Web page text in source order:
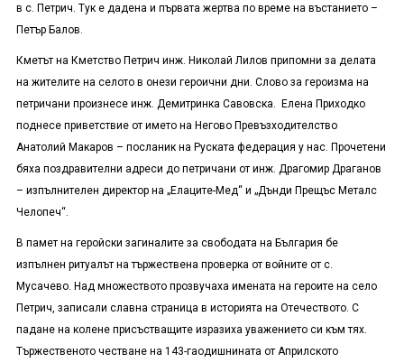
в с. Петрич. Тук е дадена и първата жертва по време на въстанието –
Петър Балов.
Кметът на Кметство Петрич инж. Николай Лилов припомни за делата
на жителите на селото в онези героични дни. Слово за героизма на
петричани произнесе инж. Демитринка Савовска. Елена Приходко
поднесе приветствие от името на Негово Превъзходителство
Анатолий Макаров – посланик на Руската федерация у нас. Прочетени
бяха поздравителни адреси до петричани от инж. Драгомир Драганов
– изпълнителен директор на „Елаците-Мед“ и „Дънди Прещъс Металс
Челопеч“.
В памет на геройски загиналите за свободата на България бе
изпълнен ритуалът на тържествена проверка от войните от с.
Мусачево. Над множеството прозвучаха имената на героите на село
Петрич, записали славна страница в историята на Отечеството. С
падане на колене присъстващите изразиха уважението си към тях.
Тържественото честване на 143-гаодишнината от Априлското